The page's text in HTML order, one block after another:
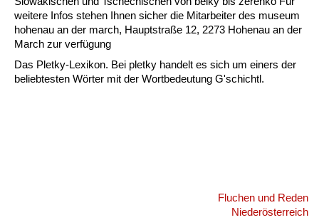
weitere Infos stehen Ihnen sicher die Mitarbeiter des museum
hohenau an der march, Hauptstraße 12, 2273 Hohenau an der
March zur verfügung
Das Pletky-Lexikon. Bei pletky handelt es sich um einers der
beliebtesten Wörter mit der Wortbedeutung G'schichtl.
Fluchen und Reden
Niederösterreich